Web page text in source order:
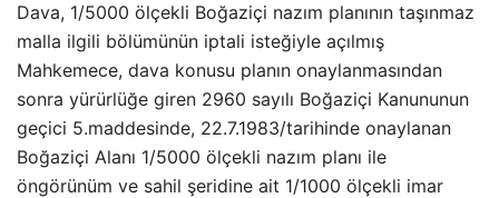
Dava, 1/5000 ölçekli Boğaziçi nazım planının taşınmaz
malla ilgili bölümünün iptali isteğiyle açılmış
Mahkemece, dava konusu planın onaylanmasından
sonra yürürlüğe giren 2960 sayılı Boğaziçi Kanununun
geçici 5.maddesinde, 22.7.1983/tarihinde onaylanan
Boğaziçi Alanı 1/5000 ölçekli nazım planı ile
öngörünüm ve sahil şeridine ait 1/1000 ölçekli imar